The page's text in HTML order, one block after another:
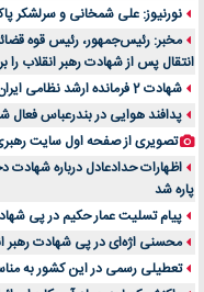
نورنیوز: علی شمخانی و سرلشکر
مخبر: رئیس‌جمهور، رئیس قوه
انتقال پس ‌از شهادت رهبر انقلاب
شهادت 2 فرمانده ارشد نظامی ایران تایید شد
پدافند هوایی در بندرعباس فعال
تصویری از صفحه اول سایت
اظهارات حدادعادل درباره شهادت
پاره شد
پیام تسلیت عمار حکیم در پی
محسنی اژه‌ای در پی شهادت رهبر
تعطیلی رسمی در این کشور به